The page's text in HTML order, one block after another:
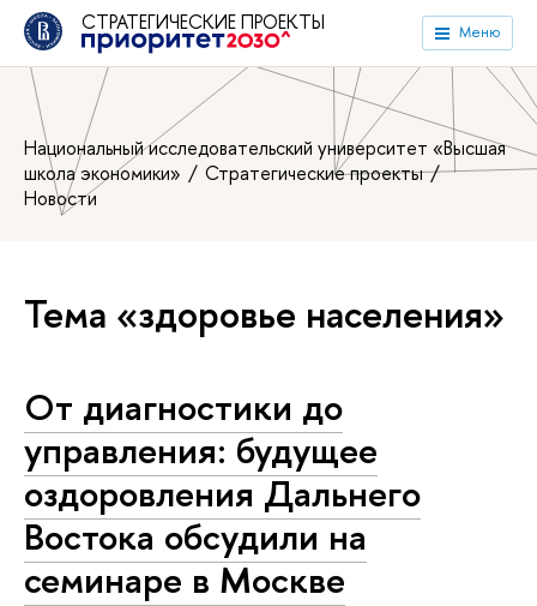
СТРАТЕГИЧЕСКИЕ ПРОЕКТЫ Меню
Национальный исследовательский университет «Высшая
школа экономики»
Стратегические проекты
Новости
Тема «здоровье населения»
От диагностики до
управления: будущее
оздоровления Дальнего
Востока обсудили на
семинаре в Москве